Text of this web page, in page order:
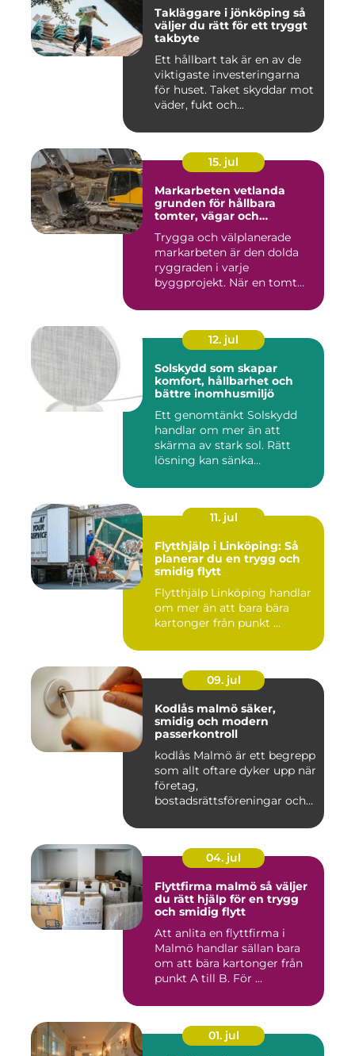
Takläggare i jönköping så
väljer du rätt för ett tryggt
takbyte
Ett hållbart tak är en av de
viktigaste investeringarna
för huset. Taket skyddar mot
väder, fukt och...
15. jul
Markarbeten vetlanda
grunden för hållbara
tomter, vägar och
Trygga och välplanerade
markarbeten är den dolda
ryggraden i varje
byggprojekt. När en tomt
12. jul
Solskydd som skapar
komfort, hållbarhet och
bättre inomhusmiljö
Ett genomtänkt Solskydd
handlar om mer än att
skärma av stark sol. Rätt
lösning kan sänka
11. jul
Flytthjälp i Linköping: Så
planerar du en trygg och
smidig flytt
Flytthjälp Linköping handlar
om mer än att bara bära
kartonger från punkt ...
09. jul
Kodlås malmö säker,
smidig och modern
passerkontroll
kodlås Malmö är ett begrepp
som allt oftare dyker upp när
företag,
bostadsrättsföreningar och
04. jul
Flyttfirma malmö så väljer
du rätt hjälp för en trygg
och smidig flytt
Att anlita en flyttfirma i
Malmö handlar sällan bara
om att bära kartonger från
punkt A till B. För ...
01. jul